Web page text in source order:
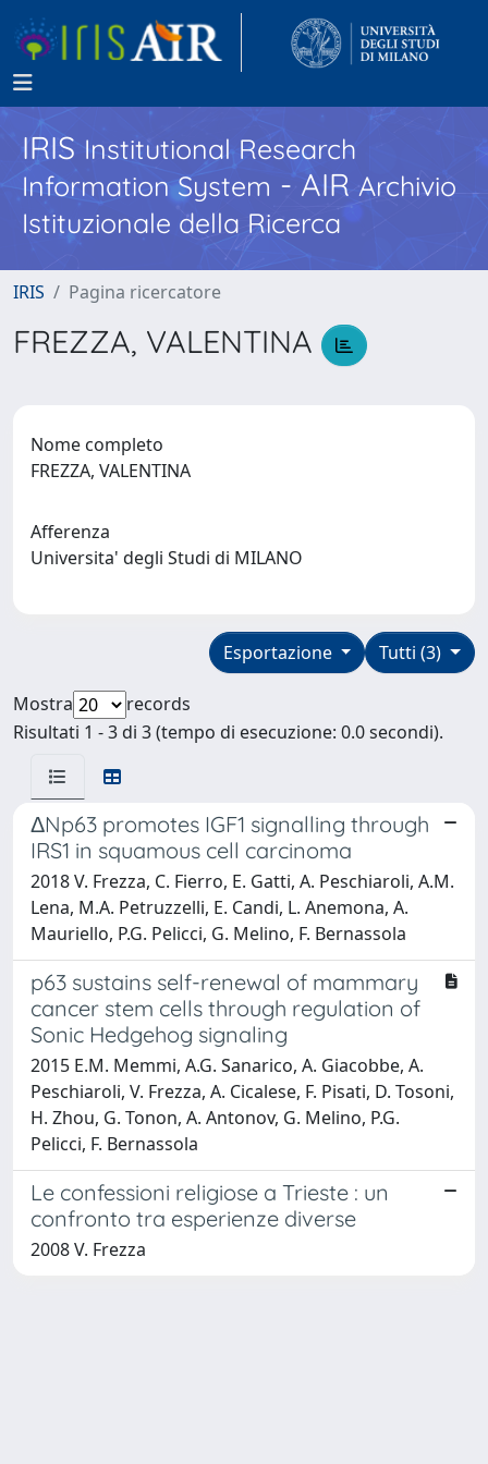
IRISInstitutional Research
Information System - AIR Archivio
Istituzionale della Ricerca
IRIS Pagina ricercatore
FREZZA, VALENTINA
Nome completo
FREZZA, VALENTINA
Afferenza
Universita' degli Studi di MILANO
Tutti (3)
Esportazione
Mostra
records
Risultati 1 - 3 di 3 (tempo di esecuzione: 0.0 secondi).
ΔNp63 promotes IGF1 signalling through
IRS1 in squamous cell carcinoma
2018 V. Frezza, C. Fierro, E. Gatti, A. Peschiaroli, A.M.
Lena, M.A. Petruzzelli, E. Candi, L. Anemona, A.
Mauriello, P.G. Pelicci, G. Melino, F. Bernassola
p63 sustains self-renewal of mammary
cancer stem cells through regulation of
Sonic Hedgehog signaling
2015 E.M. Memmi, A.G. Sanarico, A. Giacobbe, A.
Peschiaroli, V. Frezza, A. Cicalese, F. Pisati, D. Tosoni,
H. Zhou, G. Tonon, A. Antonov, G. Melino, P.G.
Pelicci, F. Bernassola
Le confessioni religiose a Trieste : un
confronto tra esperienze diverse
2008 V. Frezza